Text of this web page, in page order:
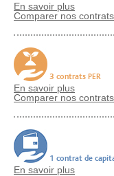
En savoir plus
Comparer nos contrats
3 contrats PER
En savoir plus
Comparer nos contrats
1 contrat de
En savoir plus